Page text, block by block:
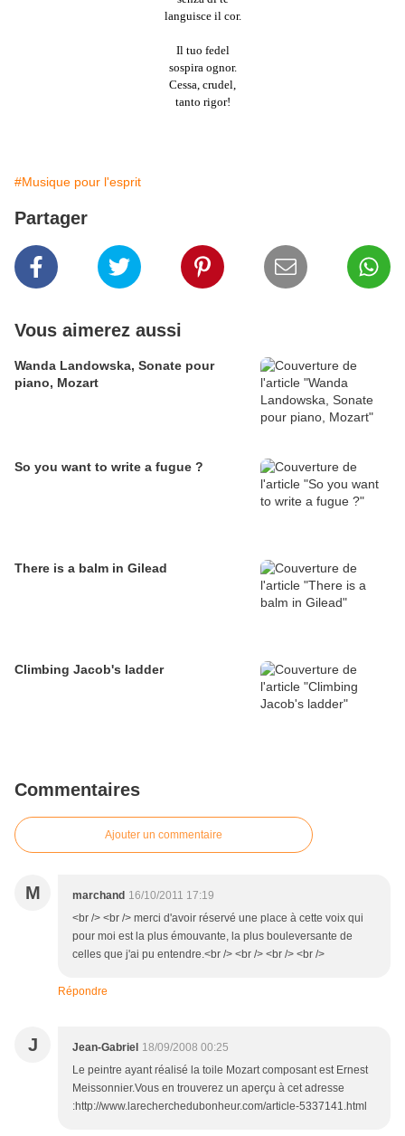
languisce il cor.
Il tuo fedel
sospira ognor.
Cessa, crudel,
tanto rigor!
#Musique pour l'esprit
Partager
Vous aimerez aussi
Wanda Landowska, Sonate pour
piano, Mozart
So you want to write a fugue ?
There is a balm in Gilead
Climbing Jacob's ladder
Commentaires
Ajouter un commentaire
M marchand 16/10/2011 17:19
<br /> <br /> merci d'avoir réservé une place à cette voix qui
pour moi est la plus émouvante, la plus bouleversante de
celles que j'ai pu entendre.<br /> <br /> <br /> <br />
Répondre
J Jean-Gabriel 18/09/2008 00:25
Le peintre ayant réalisé la toile Mozart composant est Ernest
Meissonnier.Vous en trouverez un aperçu à cet adresse
:http://www.larecherchedubonheur.com/article-5337141.html